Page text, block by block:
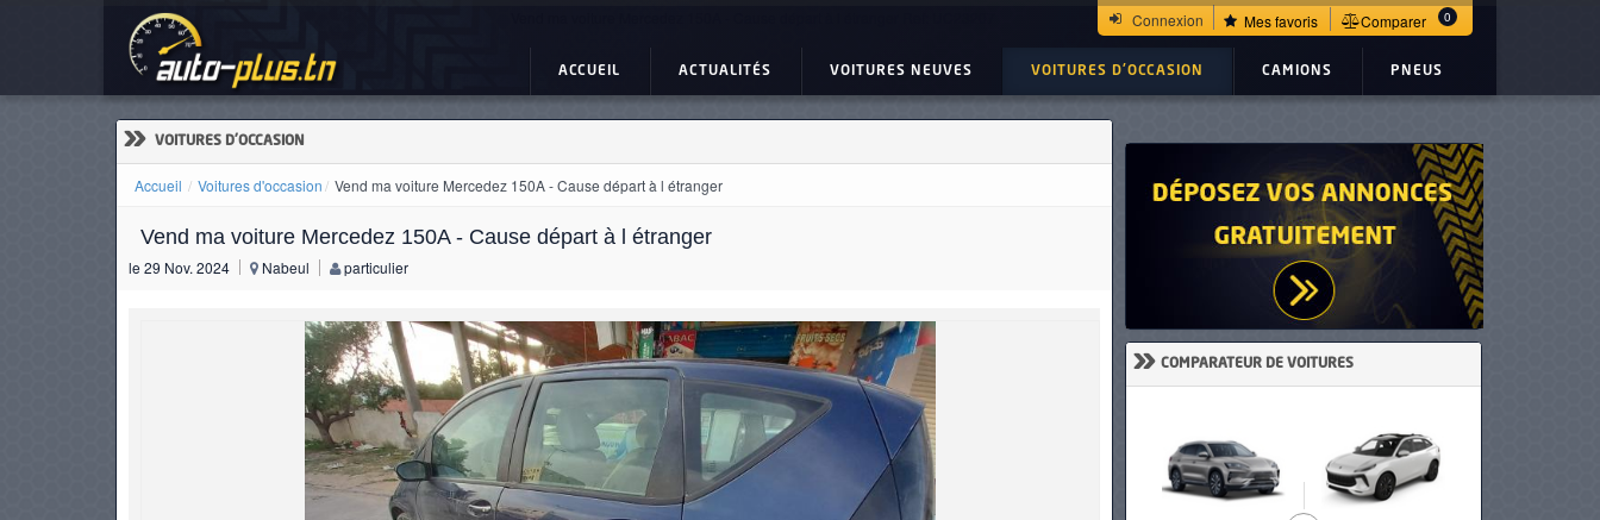
Connexion Mes favoris Comparer 0
ACCUEIL ACTUALITÉS VOITURES NEUVES VOITURES D'OCCASION CAMIONS PNEUS
» VOITURES D'OCCASION
Accueil Voitures d'occasion Vend ma voiture Mercedez 150A - Cause départ à l étranger
Vend ma voiture Mercedez 150A - Cause départ à l étranger
le 29 Nov. 2024 Nabeul particulier
» COMPARATEUR DE VOITURES
ACTUALITÉS